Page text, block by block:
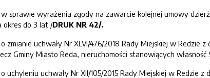
sprawie wyrażenia zgody na zawarcie kolejnej umowy
okres do 3 lat /DRUK NR 42/.
zmianie uchwały Nr XLVI/476/2018 Rady Miejskiej w
Gminy Miasto Reda, nieruchomości stanowiących
uchyleniu uchwały Nr XII/105/2015 Rady Miejskiej w Redzie